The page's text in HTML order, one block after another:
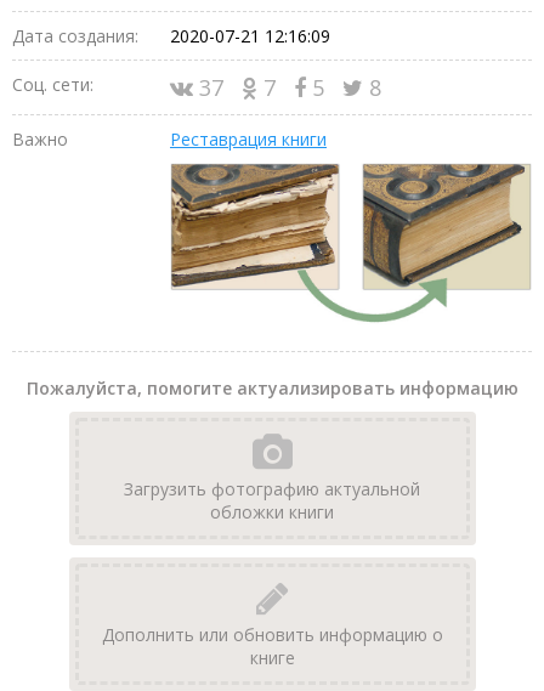
Дата создания: 2020-07-21 12:16:09
Соц. сети: 37 7 5 8
Важно Реставрация книги
Пожалуйста, помогите актуализировать информацию
Загрузить фотографию актуальной
обложки книги
Дополнить или обновить информацию о
книге